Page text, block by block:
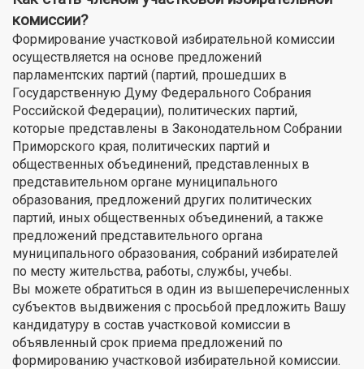
комиссии?
Формирование участковой избирательной комиссии
осуществляется на основе предложений
парламентских партий (партий, прошедших в
Государственную Думу Федерального Собрания
Российской Федерации), политических партий,
которые представлены в Законодательном Собрании
Приморского края, политических партий и
общественных объединений, представленных в
представительном органе муниципального
образования, предложений других политических
партий, иных общественных объединений, а также
предложений представительного органа
муниципального образования, собраний избирателей
по месту жительства, работы, службы, учебы.
Вы можете обратиться в один из вышеперечисленных
субъектов выдвижения с просьбой предложить Вашу
кандидатуру в состав участковой комиссии в
объявленный срок приема предложений по
формированию участковой избирательной комиссии.